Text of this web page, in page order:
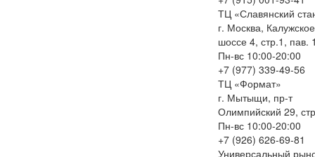
ТЦ «Славянский
г. Москва, Калужское
шоссе 4, стр.1, пав.
Пн-вс 10:00-20:00
+7 (977) 339-49-56
ТЦ «Формат»
г. Мытыщи, пр-т
Олимпийский 29,
Пн-вс 10:00-20:00
+7 (926) 626-69-81
Универсальный